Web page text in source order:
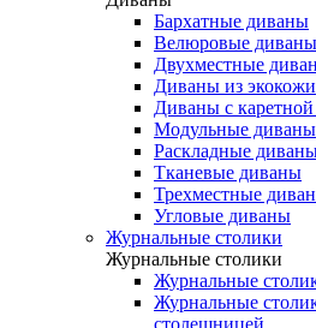
Бархатные диваны
Велюровые диваны
Двухместные
Диваны из экокожи
Диваны с каретной
Модульные диваны
Раскладные
Тканевые диваны
Трехместные
Угловые диваны
Журнальные столики
Журнальные столики
Журнальные
Журнальные
столешницей